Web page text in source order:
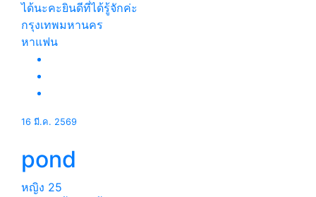
ได้นะคะยินดีที่ได้รู้จักค่ะ
กรุงเทพมหานคร
หาแฟน
16 มี.ค. 2569
pond
หญิง 25